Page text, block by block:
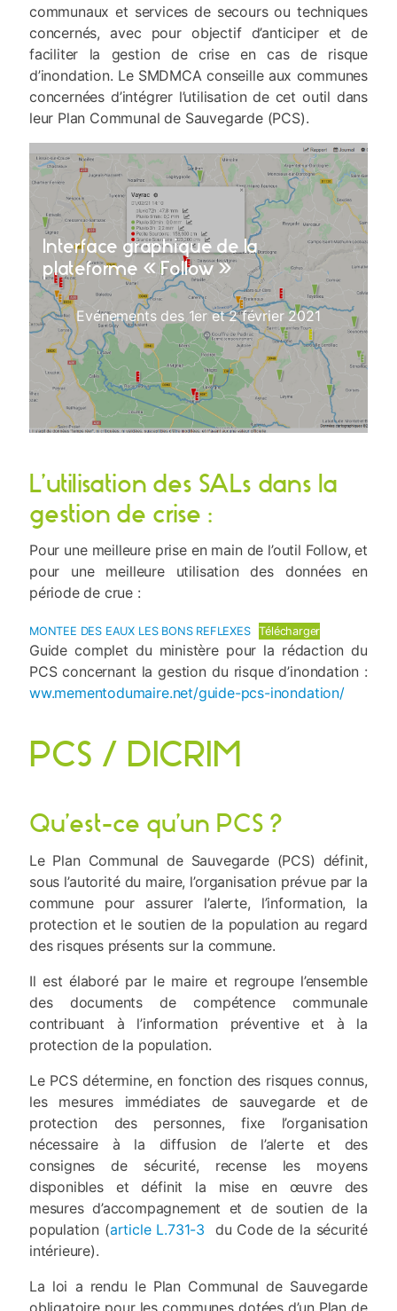
communaux et services de secours ou techniques
concernés, avec pour objectif d’anticiper et de
faciliter la gestion de crise en cas de risque
d’inondation. Le SMDMCA conseille aux communes
concernées d’intégrer l’utilisation de cet outil dans
leur Plan Communal de Sauvegarde (PCS).
Interface graphique de la
plateforme « Follow »
Evénements des 1er et 2 février 2021
L’utilisation des SALs dans la
gestion de crise :
Pour une meilleure prise en main de l’outil Follow, et
pour une meilleure utilisation des données en
période de crue :
MONTEE DES EAUX LES BONS REFLEXES Télécharger
Guide complet du ministère pour la rédaction du
PCS concernant la gestion du risque d’inondation :
ww.mementodumaire.net/guide-pcs-inondation/
PCS / DICRIM
Qu’est-ce qu’un PCS ?
Le Plan Communal de Sauvegarde (PCS) définit,
sous l’autorité du maire, l’organisation prévue par la
commune pour assurer l’alerte, l’information, la
protection et le soutien de la population au regard
des risques présents sur la commune.
Il est élaboré par le maire et regroupe l’ensemble
des documents de compétence communale
contribuant à l’information préventive et à la
protection de la population.
Le PCS détermine, en fonction des risques connus,
les mesures immédiates de sauvegarde et de
protection des personnes, fixe l’organisation
nécessaire à la diffusion de l’alerte et des
consignes de sécurité, recense les moyens
disponibles et définit la mise en œuvre des
mesures d’accompagnement et de soutien de la
population (article L.731-3 du Code de la sécurité
intérieure).
La loi a rendu le Plan Communal de Sauvegarde
obligatoire pour les communes dotées d’un Plan de